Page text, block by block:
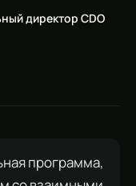
директор CDO
программа,